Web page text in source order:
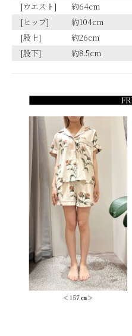
[ウエスト]
約64cm
[ヒップ]
約104cm
[股上]
約26cm
[股下]
約8.5cm